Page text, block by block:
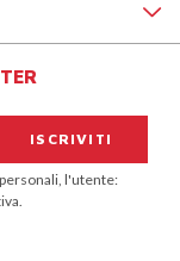
l'utente: